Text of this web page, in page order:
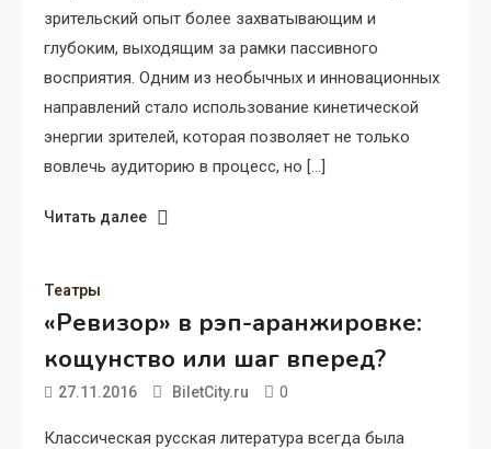
зрительский опыт более захватывающим и
глубоким, выходящим за рамки пассивного
восприятия. Одним из необычных и инновационных
направлений стало использование кинетической
энергии зрителей, которая позволяет не только
вовлечь аудиторию в процесс, но […]
Читать далее
Театры
«Ревизор» в рэп-аранжировке:
кощунство или шаг вперед?
27.11.2016 BiletCity.ru 0
Классическая русская литература всегда была